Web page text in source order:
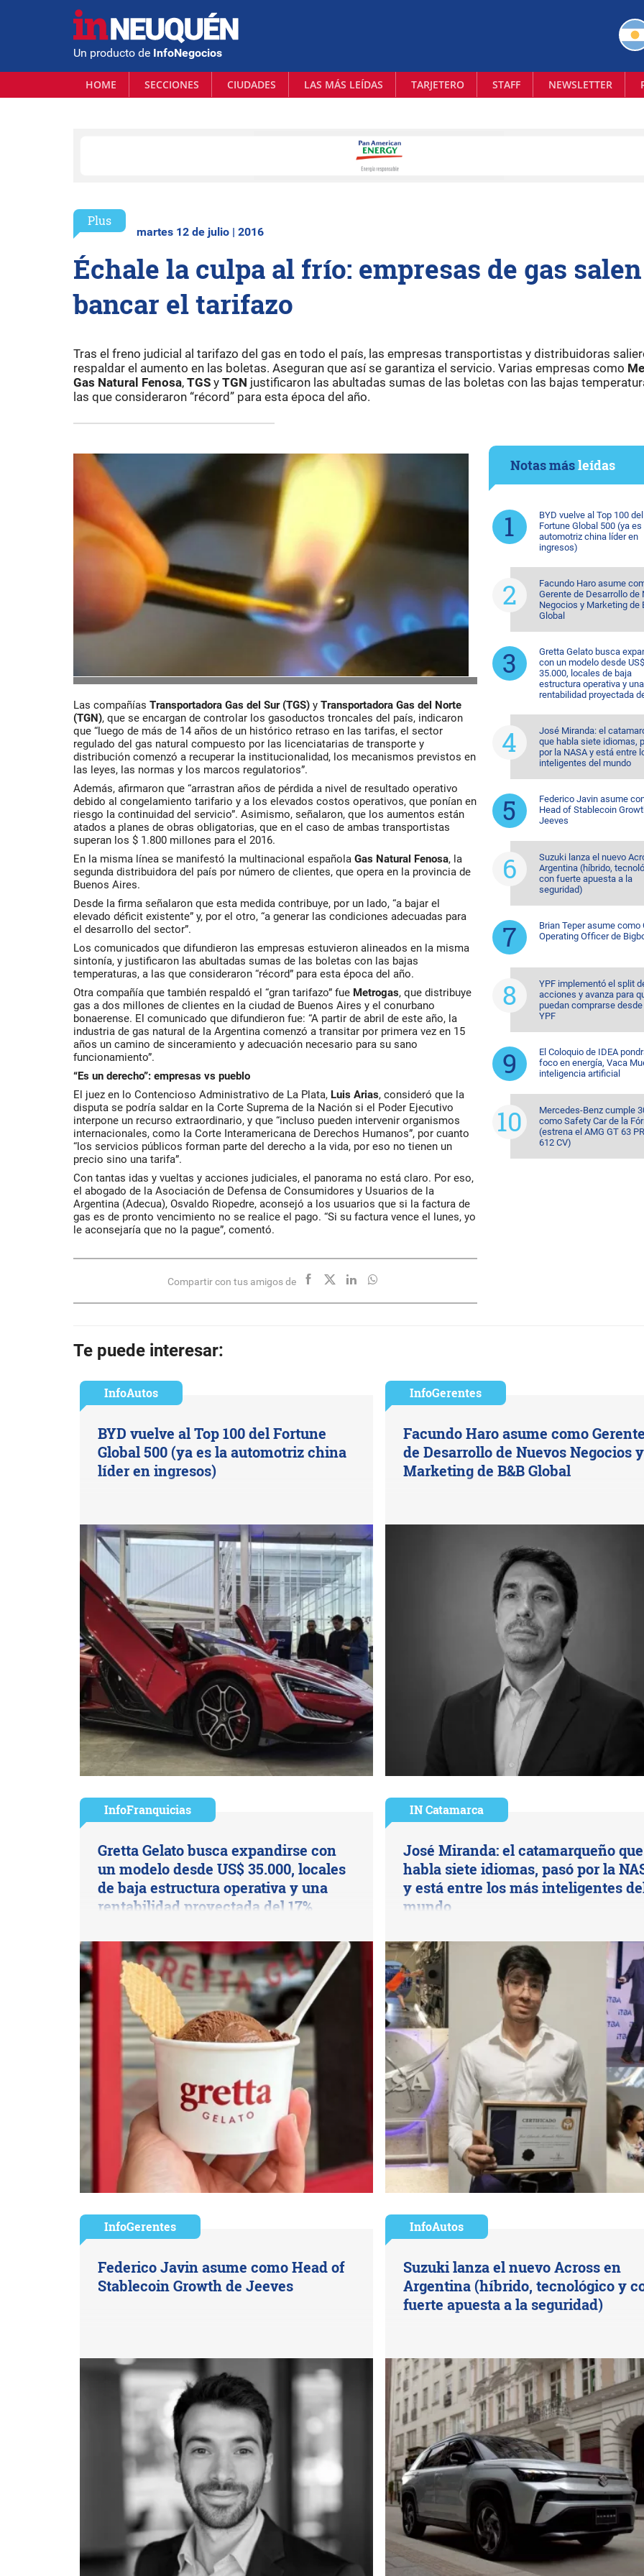
Un producto de InfoNegocios
HOME SECCIONES CIUDADES LAS MÁS LEÍDAS TARJETERO STAFF NEWSLETTER
Plus
martes 12 de julio | 2016
Échale la culpa al frío: empresas de gas
bancar el tarifazo
Tras el freno judicial al tarifazo del gas en todo el país, las empresas transportistas y distribuidoras
respaldar el aumento en las boletas. Aseguran que así se garantiza el servicio. Varias empresas como
Gas Natural Fenosa, TGS y TGN justificaron las abultadas sumas de las boletas con las bajas
las que consideraron “récord” para esta época del año.
Las compañías Transportadora Gas del Sur (TGS) y Transportadora Gas del Norte
(TGN), que se encargan de controlar los gasoductos troncales del país, indicaron
que “luego de más de 14 años de un histórico retraso en las tarifas, el sector
regulado del gas natural compuesto por las licenciatarias de transporte y
distribución comenzó a recuperar la institucionalidad, los mecanismos previstos en
las leyes, las normas y los marcos regulatorios”.
Además, afirmaron que “arrastran años de pérdida a nivel de resultado operativo
debido al congelamiento tarifario y a los elevados costos operativos, que ponían en
riesgo la continuidad del servicio”. Asimismo, señalaron, que los aumentos están
atados a planes de obras obligatorias, que en el caso de ambas transportistas
superan los $ 1.800 millones para el 2016.
En la misma línea se manifestó la multinacional española Gas Natural Fenosa, la
segunda distribuidora del país por número de clientes, que opera en la provincia de
Buenos Aires.
Desde la firma señalaron que esta medida contribuye, por un lado, “a bajar el
elevado déficit existente” y, por el otro, “a generar las condiciones adecuadas para
el desarrollo del sector”.
Los comunicados que difundieron las empresas estuvieron alineados en la misma
sintonía, y justificaron las abultadas sumas de las boletas con las bajas
temperaturas, a las que consideraron “récord” para esta época del año.
Otra compañía que también respaldó el “gran tarifazo” fue Metrogas, que distribuye
gas a dos millones de clientes en la ciudad de Buenos Aires y el conurbano
bonaerense. El comunicado que difundieron fue: “A partir de abril de este año, la
industria de gas natural de la Argentina comenzó a transitar por primera vez en 15
años un camino de sinceramiento y adecuación necesario para su sano
funcionamiento”.
“Es un derecho”: empresas vs pueblo
El juez en lo Contencioso Administrativo de La Plata, Luis Arias, consideró que la
disputa se podría saldar en la Corte Suprema de la Nación si el Poder Ejecutivo
interpone un recurso extraordinario, y que “incluso pueden intervenir organismos
internacionales, como la Corte Interamericana de Derechos Humanos”, por cuanto
“los servicios públicos forman parte del derecho a la vida, por eso no tienen un
precio sino una tarifa”.
Con tantas idas y vueltas y acciones judiciales, el panorama no está claro. Por eso,
el abogado de la Asociación de Defensa de Consumidores y Usuarios de la
Argentina (Adecua), Osvaldo Riopedre, aconsejó a los usuarios que si la factura de
gas es de pronto vencimiento no se realice el pago. “Si su factura vence el lunes, yo
le aconsejaría que no la pague”, comentó.
Compartir con tus amigos de
Notas másleídas
BYD vuelve al Top 100 del
Fortune Global 500 (ya es
automotriz china líder en
ingresos)
Facundo Haro asume
Gerente de Desarrollo de
Negocios y Marketing de
Global
Gretta Gelato busca
con un modelo desde US$
35.000, locales de baja
estructura operativa y una
rentabilidad proyectada
José Miranda: el
que habla siete idiomas,
por la NASA y está entre
inteligentes del mundo
Federico Javin asume
Head of Stablecoin
Jeeves
Suzuki lanza el nuevo
Argentina (híbrido,
con fuerte apuesta a la
seguridad)
Brian Teper asume como
Operating Officer de
YPF implementó el split
acciones y avanza para
puedan comprarse desde
YPF
El Coloquio de IDEA
foco en energía, Vaca
inteligencia artificial
Mercedes-Benz cumple
como Safety Car de la
(estrena el AMG GT 63
612 CV)
Te puede interesar:
InfoAutos
BYD vuelve al Top 100 del Fortune
Global 500 (ya es la automotriz china
líder en ingresos)
InfoGerentes
Facundo Haro asume como
de Desarrollo de Nuevos Negocios y
Marketing de B&B Global
InfoFranquicias
Gretta Gelato busca expandirse con
un modelo desde US$ 35.000, locales
de baja estructura operativa y una
rentabilidad proyectada del 17%
IN Catamarca
José Miranda: el catamarqueño que
habla siete idiomas, pasó por la
y está entre los más inteligentes
mundo
InfoGerentes
Federico Javin asume como Head of
Stablecoin Growth de Jeeves
InfoAutos
Suzuki lanza el nuevo Across en
Argentina (híbrido, tecnológico y
fuerte apuesta a la seguridad)